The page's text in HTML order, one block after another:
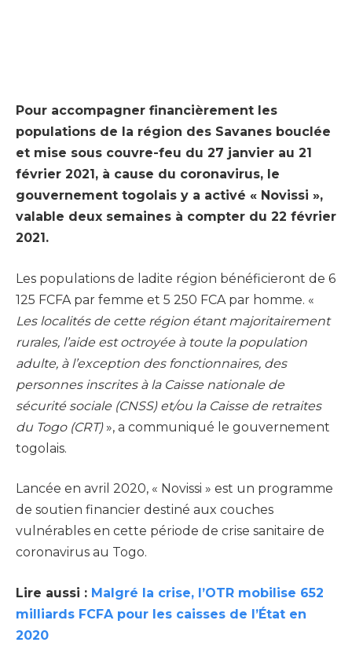
Pour accompagner financièrement les
populations de la région des Savanes bouclée
et mise sous couvre-feu du 27 janvier au 21
février 2021, à cause du coronavirus, le
gouvernement togolais y a activé « Novissi »,
valable deux semaines à compter du 22 février
2021.
Les populations de ladite région bénéficieront de 6
125 FCFA par femme et 5 250 FCA par homme. «
Les localités de cette région étant majoritairement
rurales, l’aide est octroyée à toute la population
adulte, à l’exception des fonctionnaires, des
personnes inscrites à la Caisse nationale de
sécurité sociale (CNSS) et/ou la Caisse de retraites
du Togo (CRT)», a communiqué le gouvernement
togolais.
Lancée en avril 2020, « Novissi » est un programme
de soutien financier destiné aux couches
vulnérables en cette période de crise sanitaire de
coronavirus au Togo.
Lire aussi : Malgré la crise, l’OTR mobilise 652
milliards FCFA pour les caisses de l’État en
2020